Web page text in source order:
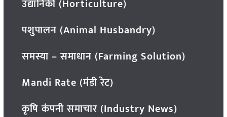
उद्यानिकी (Horticulture)
पशुपालन (Animal Husbandry)
समस्या – समाधान (Farming Solution)
Mandi Rate (मंडी रेट)
कृषि कंपनी समाचार (Industry News)